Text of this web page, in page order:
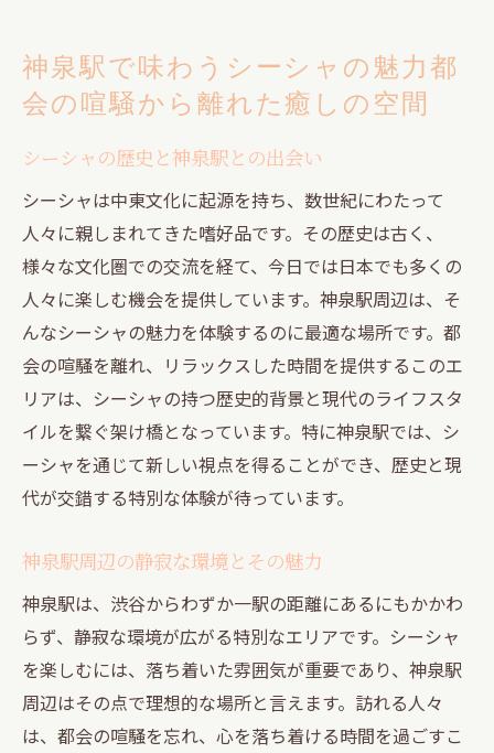
ント
神泉駅でのシーシャ体験を充実させる方法
渋谷から一駅のリラックスシーシャで心身リフ
渋谷駅からのアクセスとその利便性
短時間で味わえるリラックススポット
心身を癒すシーシャの楽しみ方
仕事帰りに立ち寄りたい神泉駅の魅力
シーシャの香りで心を落ち着かせる
都会の中のオアシスを発見する旅
シーシャで深まる友人との絆神泉駅周辺で楽し
む時間
友人たちと楽しむためのシーシャフレーバ
共同体験としてのシーシャの役割
神泉駅でのシーシャデートを楽しむコツ
シーシャを通じた新たな友達作りの場
共に過ごす時間を彩るシーシャの魅力
神泉駅で味わうシーシャの魅力都
会の喧騒から離れた癒しの空間
シーシャの歴史と神泉駅との出会い
シーシャは中東文化に起源を持ち、数世紀にわたって
人々に親しまれてきた嗜好品です。その歴史は古く、
様々な文化圏での交流を経て、今日では日本でも多くの
人々に楽しむ機会を提供しています。神泉駅周辺は、そ
んなシーシャの魅力を体験するのに最適な場所です。都
会の喧騒を離れ、リラックスした時間を提供するこのエ
リアは、シーシャの持つ歴史的背景と現代のライフスタ
イルを繋ぐ架け橋となっています。特に神泉駅では、シ
ーシャを通じて新しい視点を得ることができ、歴史と現
代が交錯する特別な体験が待っています。
神泉駅周辺の静寂な環境とその魅力
神泉駅は、渋谷からわずか一駅の距離にあるにもかかわ
らず、静寂な環境が広がる特別なエリアです。シーシャ
を楽しむには、落ち着いた雰囲気が重要であり、神泉駅
周辺はその点で理想的な場所と言えます。訪れる人々
は、都会の喧騒を忘れ、心を落ち着ける時間を過ごすこ